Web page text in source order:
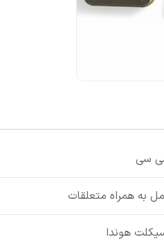
به همراه متعلقات
هوندا